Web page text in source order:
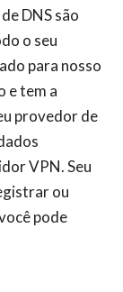
DNS são
o seu
para nosso
e tem a
provedor de
VPN. Seu
ou
pode